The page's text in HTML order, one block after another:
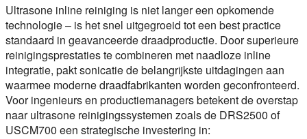
Ultrasone inline reiniging is niet langer een opkomende
technologie – is het snel uitgegroeid tot een best practice
standaard in geavanceerde draadproductie. Door superieure
reinigingsprestaties te combineren met naadloze inline
integratie, pakt sonicatie de belangrijkste uitdagingen aan
waarmee moderne draadfabrikanten worden geconfronteerd.
Voor ingenieurs en productiemanagers betekent de overstap
naar ultrasone reinigingssystemen zoals de DRS2500 of
USCM700 een strategische investering in: